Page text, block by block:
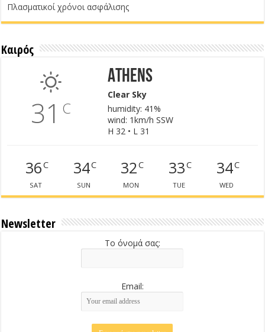
Πλασματικοί χρόνοι ασφάλισης
Καιρός
31 C
Athens
Clear Sky
humidity: 41%
wind: 1km/h SSW
H 32 • L 31
36C
SAT
34C
SUN
32C
MON
33C
TUE
34C
WED
Newsletter
Το όνομά σας:
Email: